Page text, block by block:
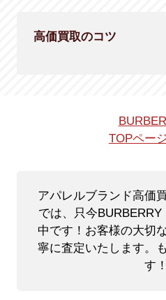
高価買取のコツ
TOPペー
アパレルブランド高価
では、只今
中です！ お客様の大切
寧に査定いたします。
す！